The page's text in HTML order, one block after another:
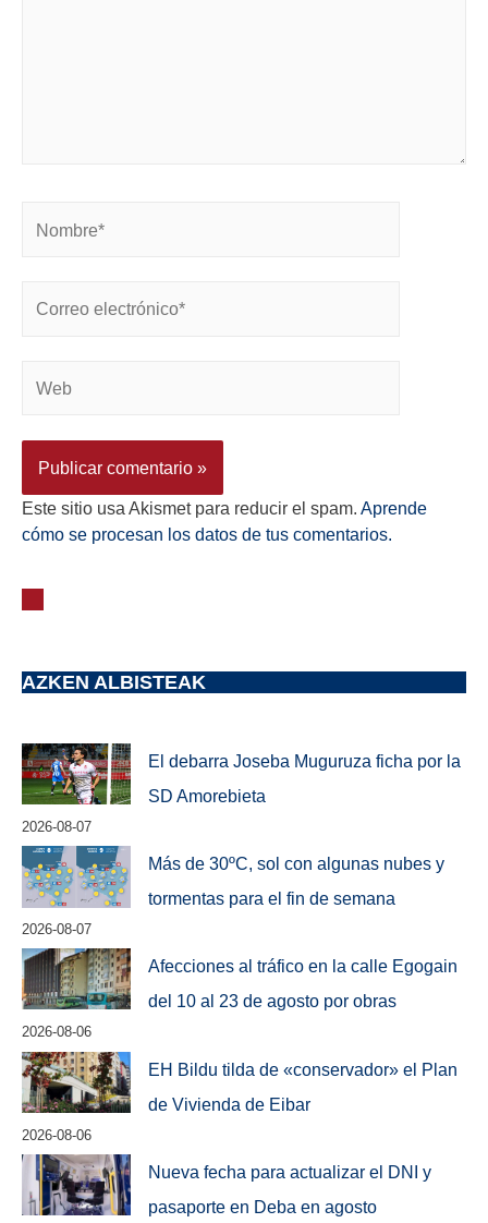
Este sitio usa Akismet para reducir el spam. Aprende
cómo se procesan los datos de tus comentarios.
AZKEN ALBISTEAK
El debarra Joseba Muguruza ficha por la
SD Amorebieta
2026-08-07
Más de 30ºC, sol con algunas nubes y
tormentas para el fin de semana
2026-08-07
Afecciones al tráfico en la calle Egogain
del 10 al 23 de agosto por obras
2026-08-06
EH Bildu tilda de «conservador» el Plan
de Vivienda de Eibar
2026-08-06
Nueva fecha para actualizar el DNI y
pasaporte en Deba en agosto